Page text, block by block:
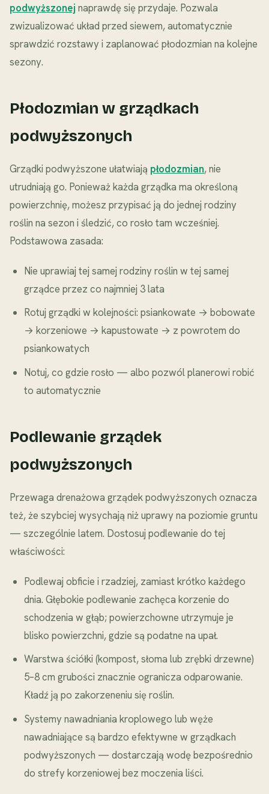
podwyższonej naprawdę się przydaje. Pozwala
zwizualizować układ przed siewem, automatycznie
sprawdzić rozstawy i zaplanować płodozmian na kolejne
sezony.
Płodozmian w grządkach
podwyższonych
Grządki podwyższone ułatwiają płodozmian, nie
utrudniają go. Ponieważ każda grządka ma określoną
powierzchnię, możesz przypisać ją do jednej rodziny
roślin na sezon i śledzić, co rosło tam wcześniej.
Podstawowa zasada:
Nie uprawiaj tej samej rodziny roślin w tej samej
grządce przez co najmniej 3 lata
Rotuj grządki w kolejności: psiankowate → bobowate
→ korzeniowe → kapustowate → z powrotem do
psiankowatych
Notuj, co gdzie rosło — albo pozwól planerowi robić
to automatycznie
Podlewanie grządek
podwyższonych
Przewaga drenażowa grządek podwyższonych oznacza
też, że szybciej wysychają niż uprawy na poziomie gruntu
— szczególnie latem. Dostosuj podlewanie do tej
właściwości:
Podlewaj obficie i rzadziej, zamiast krótko każdego
dnia. Głębokie podlewanie zachęca korzenie do
schodzenia w głąb; powierzchowne utrzymuje je
blisko powierzchni, gdzie są podatne na upał.
Warstwa ściółki (kompost, słoma lub zrębki drzewne)
5–8 cm grubości znacznie ogranicza odparowanie.
Kładź ją po zakorzeneniu się roślin.
Systemy nawadniania kroplowego lub węże
nawadniające są bardzo efektywne w grządkach
podwyższonych — dostarczają wodę bezpośrednio
do strefy korzeniowej bez moczenia liści.